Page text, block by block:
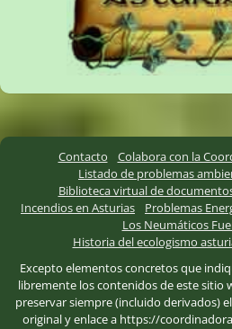
Contacto Colabora con la
Listado de problemas
Biblioteca virtual de
Incendios en Asturias
Problemas
Los Neumáticos
Historia del ecologismo
Excepto elementos concretos que
libremente los contenidos de este sitio
preservar siempre (incluido derivados)
original y enlace a https://